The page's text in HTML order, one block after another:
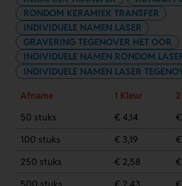
RONDOM KERAMIEK TRANSFER
INDIVIDUELE NAMEN LASER
GRAVERING TEGENOVER HET OOR
INDIVIDUELE NAMEN RONDOM
INDIVIDUELE NAMEN LASER
Afname 1 Kleur
50 stuks
€ 4,14
100 stuks
€ 3,19
250 stuks
€ 2,58
500 stuks
€ 2,43